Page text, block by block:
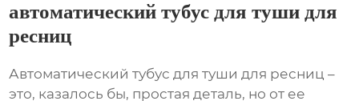
автоматический тубус для туши для
ресниц
Автоматический тубус для туши для ресниц –
это, казалось бы, простая деталь, но от ее